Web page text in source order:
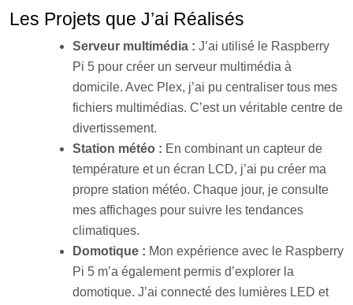
Les Projets que J’ai Réalisés
Serveur multimédia : J’ai utilisé le Raspberry
Pi 5 pour créer un serveur multimédia à
domicile. Avec Plex, j’ai pu centraliser tous mes
fichiers multimédias. C’est un véritable centre de
divertissement.
Station météo : En combinant un capteur de
température et un écran LCD, j’ai pu créer ma
propre station météo. Chaque jour, je consulte
mes affichages pour suivre les tendances
climatiques.
Domotique : Mon expérience avec le Raspberry
Pi 5 m’a également permis d’explorer la
domotique. J’ai connecté des lumières LED et